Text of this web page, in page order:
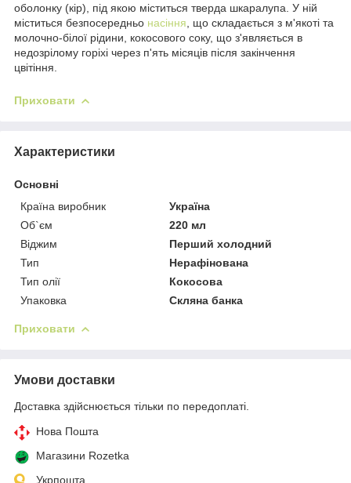
оболонку (кір), під якою міститься тверда шкаралупа. У ній
міститься безпосередньо насіння , що складається з м'якоті та
молочно-білої рідини, кокосового соку, що з'являється в
недозрілому горіхі через п'ять місяців після закінчення
цвітіння.
Приховати
Характеристики
Основні
Країна виробник
Україна
Об`єм
220 мл
Віджим
Перший холодний
Тип
Нерафінована
Тип олії
Кокосова
Упаковка
Скляна банка
Приховати
Умови доставки
Доставка здійснюється тільки по передоплаті.
Нова Пошта
Магазини Rozetka
Укрпошта